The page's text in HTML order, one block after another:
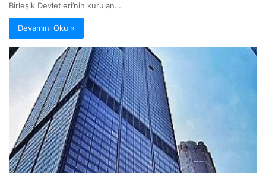
Birleşik Devletleri’nin kurulan…
Devamını Oku »